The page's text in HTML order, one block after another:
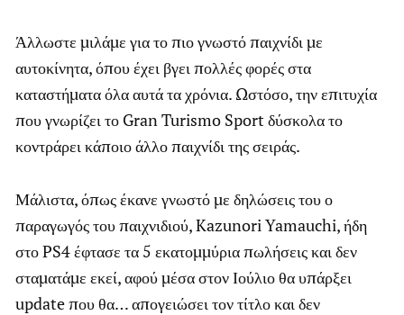
Άλλωστε μιλάμε για το πιο γνωστό παιχνίδι με
αυτοκίνητα, όπου έχει βγει πολλές φορές στα
καταστήματα όλα αυτά τα χρόνια. Ωστόσο, την επιτυχία
που γνωρίζει το Gran Turismo Sport δύσκολα το
κοντράρει κάποιο άλλο παιχνίδι της σειράς.
Μάλιστα, όπως έκανε γνωστό με δηλώσεις του ο
παραγωγός του παιχνιδιού, Kazunori Yamauchi, ήδη
στο PS4 έφτασε τα 5 εκατομμύρια πωλήσεις και δεν
σταματάμε εκεί, αφού μέσα στον Ιούλιο θα υπάρξει
update που θα… απογειώσει τον τίτλο και δεν